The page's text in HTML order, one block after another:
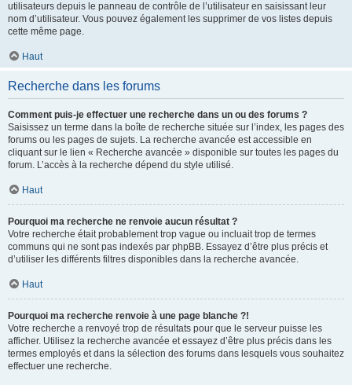
utilisateurs depuis le panneau de contrôle de l’utilisateur en saisissant leur
nom d’utilisateur. Vous pouvez également les supprimer de vos listes depuis
cette même page.
Haut
Recherche dans les forums
Comment puis-je effectuer une recherche dans un ou des forums ?
Saisissez un terme dans la boîte de recherche située sur l’index, les pages des
forums ou les pages de sujets. La recherche avancée est accessible en
cliquant sur le lien « Recherche avancée » disponible sur toutes les pages du
forum. L’accès à la recherche dépend du style utilisé.
Haut
Pourquoi ma recherche ne renvoie aucun résultat ?
Votre recherche était probablement trop vague ou incluait trop de termes
communs qui ne sont pas indexés par phpBB. Essayez d’être plus précis et
d’utiliser les différents filtres disponibles dans la recherche avancée.
Haut
Pourquoi ma recherche renvoie à une page blanche ?!
Votre recherche a renvoyé trop de résultats pour que le serveur puisse les
afficher. Utilisez la recherche avancée et essayez d’être plus précis dans les
termes employés et dans la sélection des forums dans lesquels vous souhaitez
effectuer une recherche.